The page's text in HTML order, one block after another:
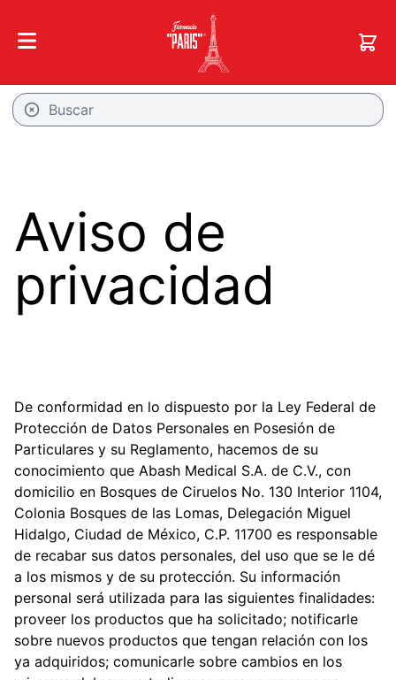
Aviso de
privacidad
De conformidad en lo dispuesto por la Ley Federal de
Protección de Datos Personales en Posesión de
Particulares y su Reglamento, hacemos de su
conocimiento que Abash Medical S.A. de C.V., con
domicilio en Bosques de Ciruelos No. 130 Interior 1104,
Colonia Bosques de las Lomas, Delegación Miguel
Hidalgo, Ciudad de México, C.P. 11700 es responsable
de recabar sus datos personales, del uso que se le dé
a los mismos y de su protección. Su información
personal será utilizada para las siguientes finalidades:
proveer los productos que ha solicitado; notificarle
sobre nuevos productos que tengan relación con los
ya adquiridos; comunicarle sobre cambios en los